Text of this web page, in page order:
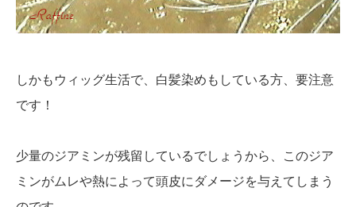
しかもウィッグ生活で、白髪染めもしている方、要注意
です！
少量のジアミンが残留しているでしょうから、このジア
ミンがムレや熱によって頭皮にダメージを与えてしまう